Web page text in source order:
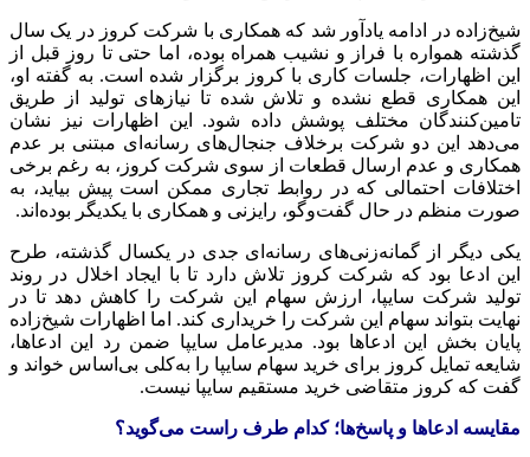
شیخ‌زاده در ادامه یادآور شد که همکاری با شرکت کروز در یک سال
گذشته همواره با فراز و نشیب همراه بوده، اما حتی تا روز قبل از
این اظهارات، جلسات کاری با کروز برگزار شده است. به گفته او،
این همکاری قطع نشده و تلاش شده تا نیازهای تولید از طریق
تامین‌کنندگان مختلف پوشش داده شود. این اظهارات نیز نشان
می‌دهد این دو شرکت برخلاف جنجال‌های رسانه‌ای مبتنی بر عدم
همکاری و عدم ارسال قطعات از سوی شرکت کروز، به رغم برخی
اختلافات احتمالی که در روابط تجاری ممکن است پیش بیاید، به
صورت منظم در حال گفت‌وگو، رایزنی و همکاری با یکدیگر بوده‌اند.
یکی دیگر از گمانه‌زنی‌های رسانه‌ای جدی در یکسال گذشته، طرح
این ادعا بود که شرکت کروز تلاش دارد تا با ایجاد اخلال در روند
تولید شرکت سایپا، ارزش سهام این شرکت را کاهش دهد تا در
نهایت بتواند سهام این شرکت را خریداری کند. اما اظهارات شیخ‌زاده
پایان بخش این ادعاها بود. مدیرعامل سایپا ضمن رد این ادعاها،
شایعه تمایل کروز برای خرید سهام سایپا را به‌کلی بی‌اساس خواند و
گفت که کروز متقاضی خرید مستقیم سایپا نیست.
مقایسه ادعاها و پاسخ‌ها؛ کدام طرف راست می‌گوید؟